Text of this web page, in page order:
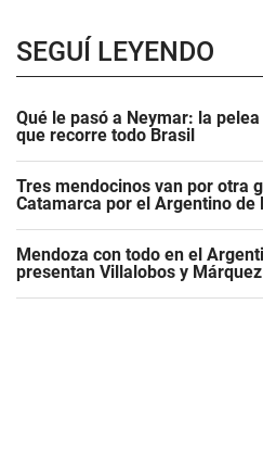
SEGUÍ LEYENDO
Qué le pasó a Neymar: la
que recorre todo Brasil
Tres mendocinos van por otra
Catamarca por el Argentino de
Mendoza con todo en el
presentan Villalobos y Márquez